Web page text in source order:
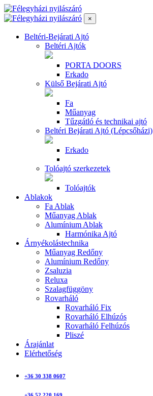
×
Beltéri-Bejárati Ajtó
Beltéri Ajtók
PORTA DOORS
Erkado
Külső Bejárati Ajtó
Fa
Műanyag
Tűzgátló és technikai ajtó
Beltéri Bejárati Ajtó (Lépcsőházi)
Erkado
Tolóajtó szerkezetek
Tolóajtók
Ablakok
Fa Ablak
Műanyag Ablak
Alumínium Ablak
Harmónika Ajtó
Árnyékolástechnika
Műanyag Redőny
Alumínium Redőny
Zsaluzia
Reluxa
Szalagfüggöny
Rovarháló
Rovarháló Fix
Rovarháló Elhúzós
Rovarháló Felhúzós
Pliszé
Árajánlat
Elérhetőség
+36 30 338 0607